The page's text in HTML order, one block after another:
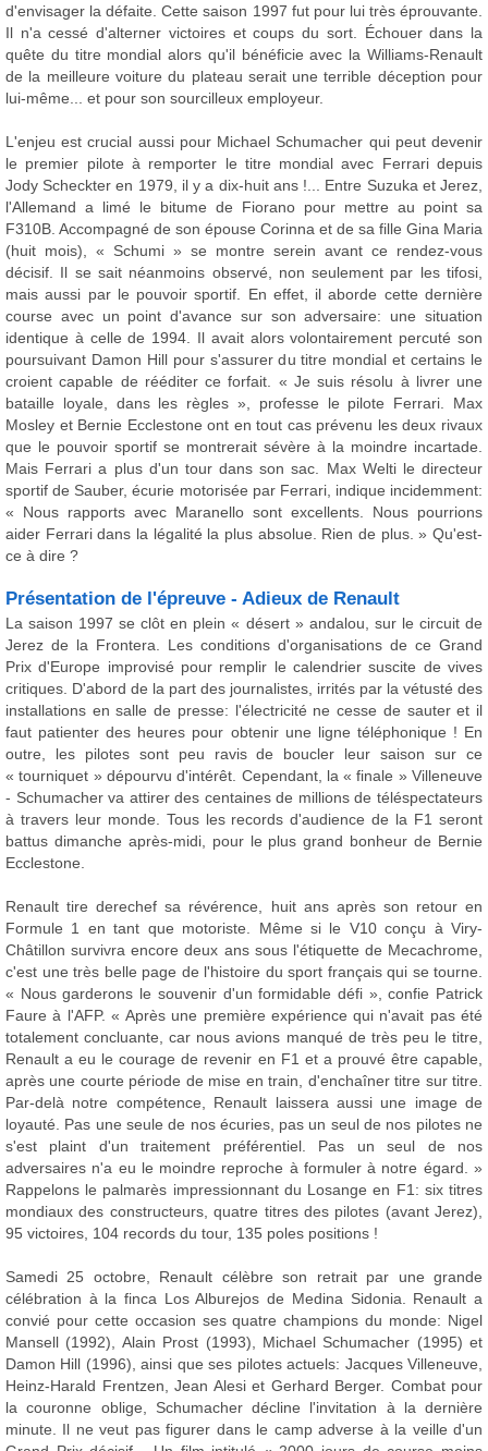
d'envisager la défaite. Cette saison 1997 fut pour lui très éprouvante.
Il n'a cessé d'alterner victoires et coups du sort. Échouer dans la
quête du titre mondial alors qu'il bénéficie avec la Williams-Renault
de la meilleure voiture du plateau serait une terrible déception pour
lui-même... et pour son sourcilleux employeur.
L'enjeu est crucial aussi pour Michael Schumacher qui peut devenir
le premier pilote à remporter le titre mondial avec Ferrari depuis
Jody Scheckter en 1979, il y a dix-huit ans !... Entre Suzuka et Jerez,
l'Allemand a limé le bitume de Fiorano pour mettre au point sa
F310B. Accompagné de son épouse Corinna et de sa fille Gina Maria
(huit mois), « Schumi » se montre serein avant ce rendez-vous
décisif. Il se sait néanmoins observé, non seulement par les tifosi,
mais aussi par le pouvoir sportif. En effet, il aborde cette dernière
course avec un point d'avance sur son adversaire: une situation
identique à celle de 1994. Il avait alors volontairement percuté son
poursuivant Damon Hill pour s'assurer du titre mondial et certains le
croient capable de rééditer ce forfait. « Je suis résolu à livrer une
bataille loyale, dans les règles », professe le pilote Ferrari. Max
Mosley et Bernie Ecclestone ont en tout cas prévenu les deux rivaux
que le pouvoir sportif se montrerait sévère à la moindre incartade.
Mais Ferrari a plus d'un tour dans son sac. Max Welti le directeur
sportif de Sauber, écurie motorisée par Ferrari, indique incidemment:
« Nous rapports avec Maranello sont excellents. Nous pourrions
aider Ferrari dans la légalité la plus absolue. Rien de plus. » Qu'est-
ce à dire ?
Présentation de l'épreuve - Adieux de Renault
La saison 1997 se clôt en plein « désert » andalou, sur le circuit de
Jerez de la Frontera. Les conditions d'organisations de ce Grand
Prix d'Europe improvisé pour remplir le calendrier suscite de vives
critiques. D'abord de la part des journalistes, irrités par la vétusté des
installations en salle de presse: l'électricité ne cesse de sauter et il
faut patienter des heures pour obtenir une ligne téléphonique ! En
outre, les pilotes sont peu ravis de boucler leur saison sur ce
« tourniquet » dépourvu d'intérêt. Cependant, la « finale » Villeneuve
- Schumacher va attirer des centaines de millions de téléspectateurs
à travers leur monde. Tous les records d'audience de la F1 seront
battus dimanche après-midi, pour le plus grand bonheur de Bernie
Ecclestone.
Renault tire derechef sa révérence, huit ans après son retour en
Formule 1 en tant que motoriste. Même si le V10 conçu à Viry-
Châtillon survivra encore deux ans sous l'étiquette de Mecachrome,
c'est une très belle page de l'histoire du sport français qui se tourne.
« Nous garderons le souvenir d'un formidable défi », confie Patrick
Faure à l'AFP. « Après une première expérience qui n'avait pas été
totalement concluante, car nous avions manqué de très peu le titre,
Renault a eu le courage de revenir en F1 et a prouvé être capable,
après une courte période de mise en train, d'enchaîner titre sur titre.
Par-delà notre compétence, Renault laissera aussi une image de
loyauté. Pas une seule de nos écuries, pas un seul de nos pilotes ne
s'est plaint d'un traitement préférentiel. Pas un seul de nos
adversaires n'a eu le moindre reproche à formuler à notre égard. »
Rappelons le palmarès impressionnant du Losange en F1: six titres
mondiaux des constructeurs, quatre titres des pilotes (avant Jerez),
95 victoires, 104 records du tour, 135 poles positions !
Samedi 25 octobre, Renault célèbre son retrait par une grande
célébration à la finca Los Alburejos de Medina Sidonia. Renault a
convié pour cette occasion ses quatre champions du monde: Nigel
Mansell (1992), Alain Prost (1993), Michael Schumacher (1995) et
Damon Hill (1996), ainsi que ses pilotes actuels: Jacques Villeneuve,
Heinz-Harald Frentzen, Jean Alesi et Gerhard Berger. Combat pour
la couronne oblige, Schumacher décline l'invitation à la dernière
minute. Il ne veut pas figurer dans le camp adverse à la veille d'un